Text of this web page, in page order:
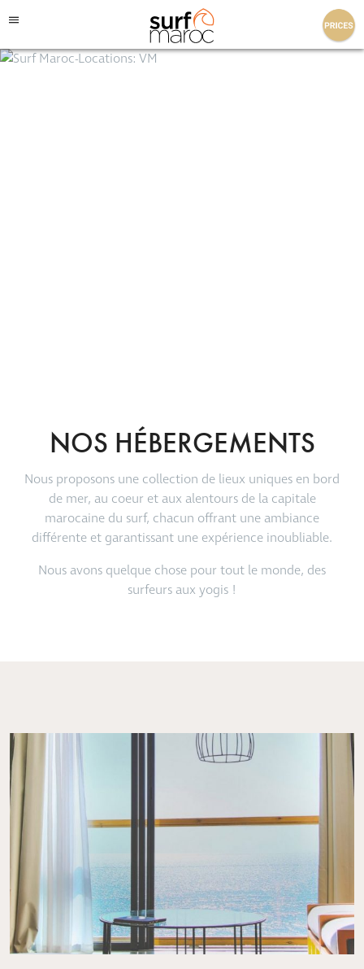
Surf Maroc
NOS HÉBERGEMENTS
Nous proposons une collection de lieux uniques en bord
de mer, au coeur et aux alentours de la capitale
marocaine du surf, chacun offrant une ambiance
différente et garantissant une expérience inoubliable.
Nous avons quelque chose pour tout le monde, des
surfeurs aux yogis !